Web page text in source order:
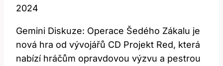
2024
Gemini Diskuze: Operace Šedého Zákalu je
nová hra od vývojářů CD Projekt Red, která
nabízí hráčům opravdovou výzvu a pestrou